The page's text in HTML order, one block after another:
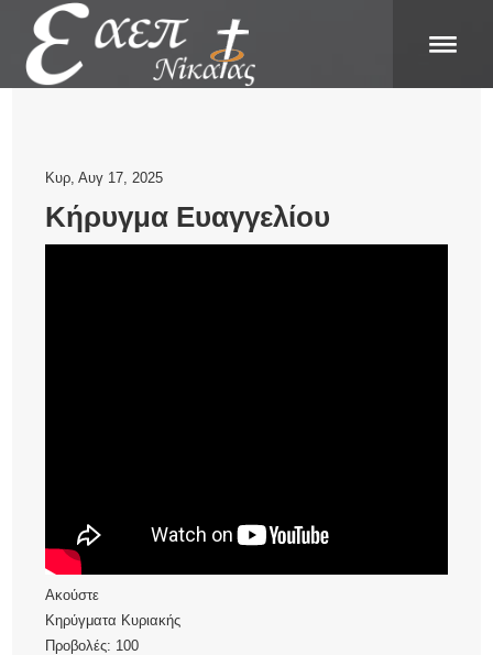
Κυρ, Αυγ 17, 2025
Κήρυγμα Ευαγγελίου
Ακούστε
Κηρύγματα Κυριακής
Προβολές: 100